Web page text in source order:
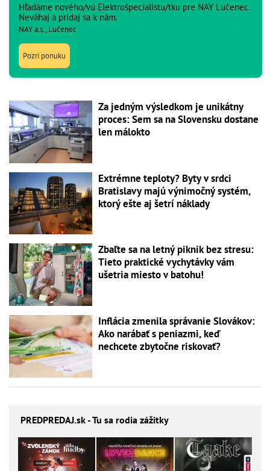
Hľadáme nového/vú Elektrošpecialistu/tku pre NAY Lučenec.
Neváhaj a pridaj sa k nám.
NAY a.s., Lučenec
Pozri ponuku
Za jedným výsledkom je unikátny
proces: Sem sa na Slovensku dostane
len málokto
Extrémne teploty? Byty v srdci
Bratislavy majú výnimočný systém,
ktorý ešte aj šetrí náklady
Zbaľte sa na letný piknik bez stresu:
Tieto praktické vychytávky vám
ušetria miesto v batohu!
Inflácia zmenila správanie Slovákov:
Ako narábať s peniazmi, keď
nechcete zbytočne riskovať?
PREDPREDAJ.sk - Tu sa rodia zážitky